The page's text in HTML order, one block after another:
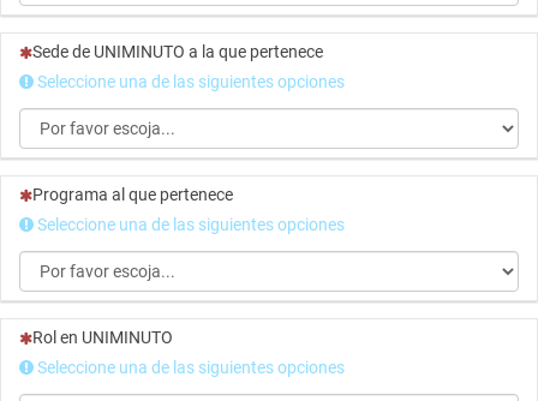
(Esta pregunta es obligatoria)
Sede de UNIMINUTO a la que pertenece
Seleccione una de las siguientes opciones
(Esta pregunta es obligatoria)
Programa al que pertenece
Seleccione una de las siguientes opciones
(Esta pregunta es obligatoria)
Rol en UNIMINUTO
Seleccione una de las siguientes opciones